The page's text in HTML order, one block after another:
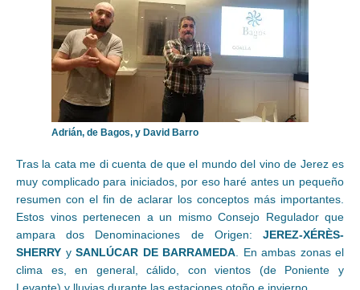
Adrián, de Bagos, y David Barro
Tras la cata me di cuenta de que el mundo del vino de Jerez es
muy complicado para iniciados, por eso haré antes un pequeño
resumen con el fin de aclarar los conceptos más importantes.
Estos vinos pertenecen a un mismo Consejo Regulador que
ampara dos Denominaciones de Origen: JEREZ-XÉRÈS-
SHERRY y SANLÚCAR DE BARRAMEDA . En ambas zonas el
clima es, en general, cálido, con vientos (de Poniente y
Levante) y lluvias durante las estaciones otoño e invierno.